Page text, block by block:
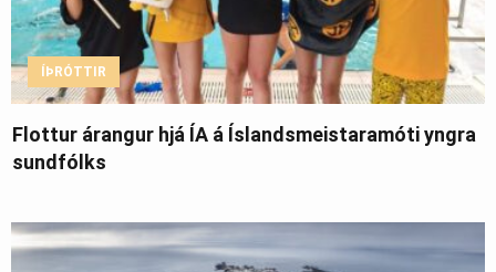
ÍÞRÓTTIR
Flottur árangur hjá ÍA á Íslandsmeistaramóti yngra
sundfólks